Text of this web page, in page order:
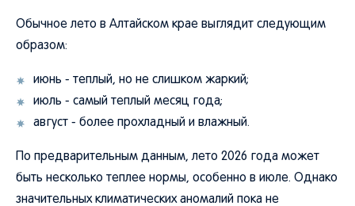
Обычное лето в Алтайском крае выглядит следующим
образом:
июнь - теплый, но не слишком жаркий;
июль - самый теплый месяц года;
август - более прохладный и влажный.
По предварительным данным, лето 2026 года может
быть несколько теплее нормы, особенно в июле. Однако
значительных климатических аномалий пока не